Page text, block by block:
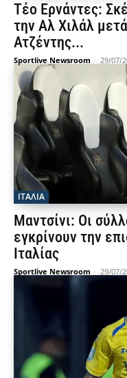
Τέο Ερνάντες:
την Αλ Χιλάλ
Ατζέντης...
Sportlive Newsroom - 29/07/
ΙΤΑΛΙΑ
Μαντσίνι: Οι
εγκρίνουν την
Ιταλίας
Sportlive Newsroom - 29/07/